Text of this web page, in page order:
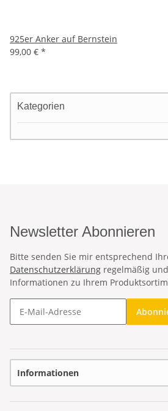
925er Anker auf Bernstein
99,00 € *
Kategorien
Newsletter Abonnieren
Bitte senden Sie mir entsprechend
Datenschutzerklärung regelmäßig
Informationen zu Ihrem
Informationen